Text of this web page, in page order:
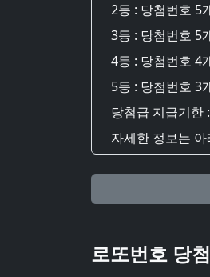
2등 : 당첨번호 5
3등 : 당첨번호 5
4등 : 당첨번호 4
5등 : 당첨번호 3
당첨급 지급기한
자세한 정보는
로또번호 당